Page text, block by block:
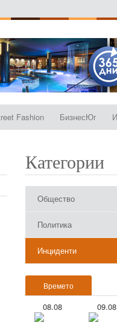
Fashion БизнесЮг
Категории
Общество
Политика
Инциденти
Времето
08.08 09.08